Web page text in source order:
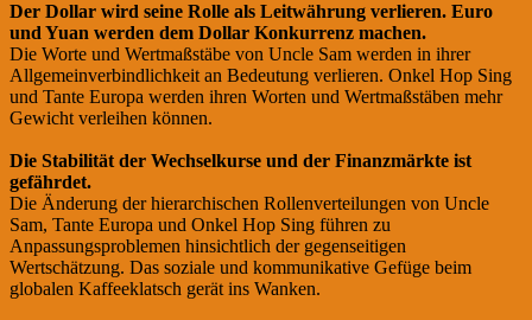
Der Dollar wird seine Rolle als Leitwährung verlieren. Euro
und Yuan werden dem Dollar Konkurrenz machen.
Die Worte und Wertmaßstäbe von Uncle Sam werden in ihrer
Allgemeinverbindlichkeit an Bedeutung verlieren. Onkel Hop Sing
und Tante Europa werden ihren Worten und Wertmaßstäben mehr
Gewicht verleihen können.
Die Stabilität der Wechselkurse und der Finanzmärkte ist
gefährdet.
Die Änderung der hierarchischen Rollenverteilungen von Uncle
Sam, Tante Europa und Onkel Hop Sing führen zu
Anpassungsproblemen hinsichtlich der gegenseitigen
Wertschätzung. Das soziale und kommunikative Gefüge beim
globalen Kaffeeklatsch gerät ins Wanken.